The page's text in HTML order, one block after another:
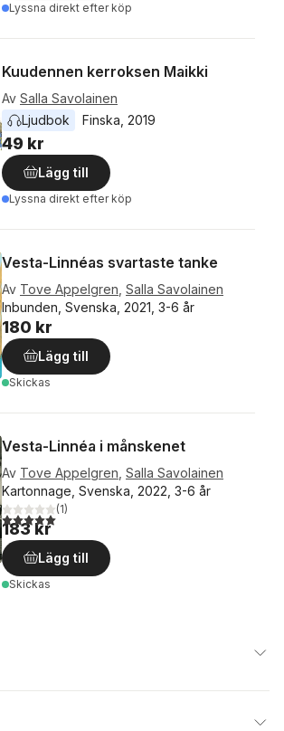
Lyssna direkt efter köp
Kuudennen kerroksen Maikki
Av Salla Savolainen
Ljudbok
Finska 2019
49 kr
Lägg till
Lyssna direkt efter köp
Vesta-Linnéas svartaste tanke
Av Tove Appelgren Salla Savolainen
Inbunden, Svenska, 2021, 3-6 år
180 kr
Lägg till
Skickas
Vesta-Linnéa i månskenet
Av Tove Appelgren Salla Savolainen
Kartonnage, Svenska, 2022, 3-6 år
5,0utav 5 stjärnor. Totalt antal röster:
(1)
183 kr
Lägg till
Skickas